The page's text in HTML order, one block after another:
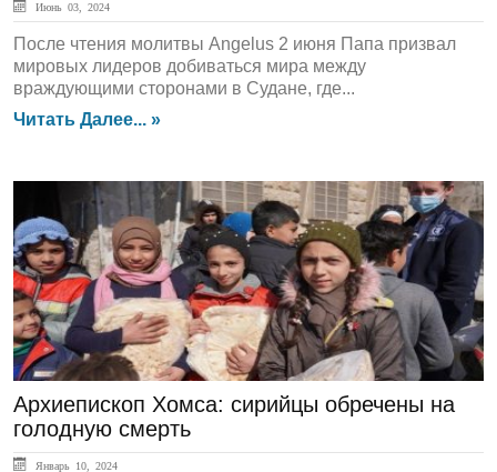
Июнь 03, 2024
После чтения молитвы Angelus 2 июня Папа призвал
мировых лидеров добиваться мира между
враждующими сторонами в Судане, где...
Читать Далее... »
ЛЕНТА НОВОСТЕЙ
Архиепископ Хомса: сирийцы обречены на
голодную смерть
Январь 10, 2024